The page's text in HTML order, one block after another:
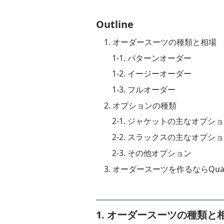
Outline
1. オーダースーツの種類と相場
1-1. パターンオーダー
1-2. イージーオーダー
1-3. フルオーダー
2. オプションの種類
2-1. ジャケットの主なオプシ
2-2. スラックスの主なオプシ
2-3. その他オプション
3. オーダースーツを作るなら
1. オーダースーツの種類と